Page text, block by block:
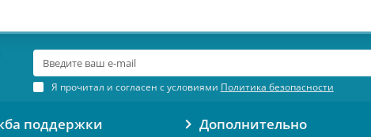
Я прочитал и согласен с условиями Политика безопасности
поддержки Дополнительно